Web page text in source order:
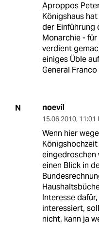
Aproppos
Königshaus
der Einführung
Monarchie -
verdient
einiges Üble
General
N noevil
15.06.2010, 11:01
Wenn hier
eingedroschen
einen Blick in
Interesse
interessiert,
nicht, kann ja